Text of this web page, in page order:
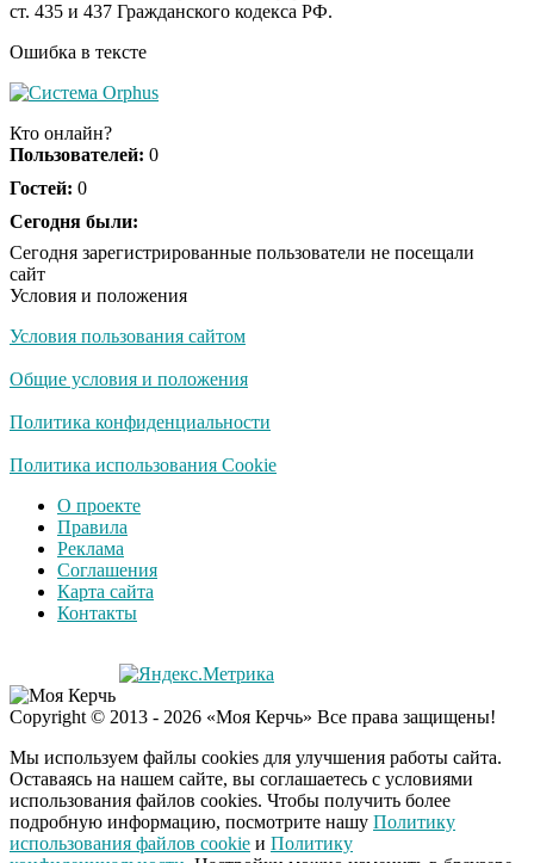
не раз
Скрытая камера на
их не видят...
Ролик длится
смеяться вы будете
Королева вагона
оставит равнодушным
Забывший о
Плющенко отправляет
ст. 435 и 437 Гражданского кодекса РФ.
Ошибка в тексте
Кто онлайн?
Пользователей: 0
Гостей: 0
Сегодня были:
Сегодня зарегистрированные пользователи не посещали
сайт
Условия и положения
Условия пользования сайтом
Общие условия и положения
Политика конфиденциальности
Политика использования Cookie
О проекте
Правила
Реклама
Соглашения
Карта сайта
Контакты
Copyright © 2013 - 2026 «Моя Керчь» Все права защищены!
Мы используем файлы cookies для улучшения работы сайта.
Оставаясь на нашем сайте, вы соглашаетесь с условиями
использования файлов cookies. Чтобы получить более
подробную информацию, посмотрите нашу Политику
использования файлов cookie и Политику